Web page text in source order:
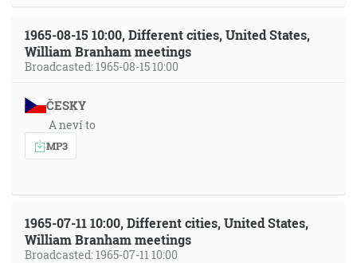
1965-08-15 10:00, Different cities, United States,
William Branham meetings
Broadcasted: 1965-08-15 10:00
ČESKY
A neví to
MP3
1965-07-11 10:00, Different cities, United States,
William Branham meetings
Broadcasted: 1965-07-11 10:00